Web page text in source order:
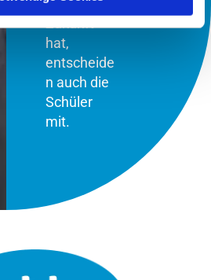
tatsächlich
hat,
entscheide
n auch die
Schüler
mit.